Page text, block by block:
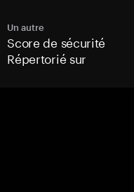
Un autre
Score de sécurité
Répertorié sur